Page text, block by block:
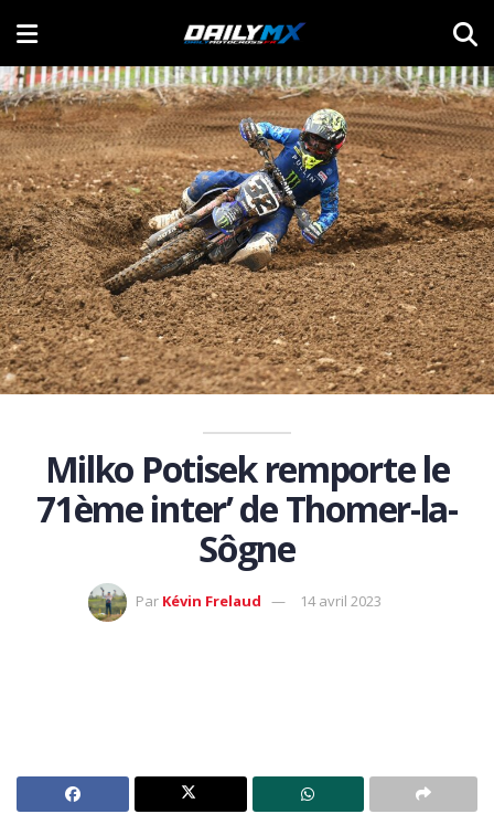
Milko Potisek remporte le
71ème inter’ de Thomer-la-
Sôgne
Par Kévin Frelaud 14 avril 2023